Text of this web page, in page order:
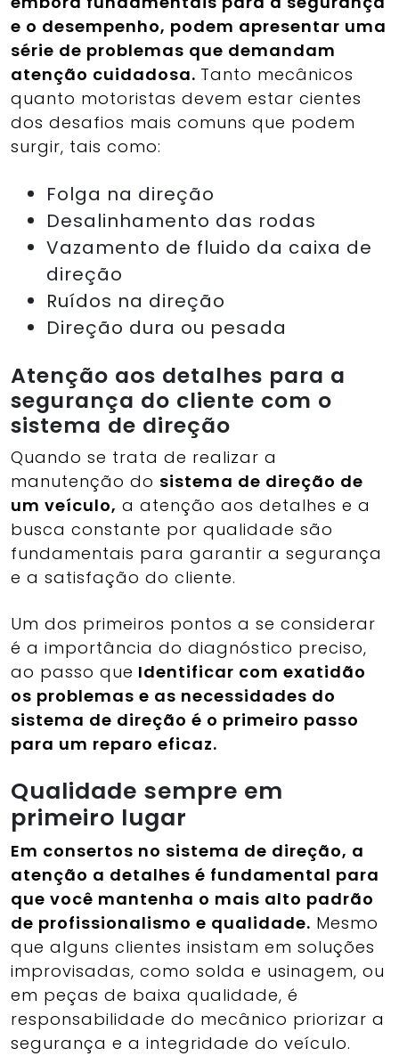
e o desempenho, podem apresentar uma
série de problemas que demandam
atenção cuidadosa. Tanto mecânicos
quanto motoristas devem estar cientes
dos desafios mais comuns que podem
surgir, tais como:
Folga na direção
Desalinhamento das rodas
Vazamento de fluido da caixa de
direção
Ruídos na direção
Direção dura ou pesada
Atenção aos detalhes para a
segurança do cliente com o
sistema de direção
Quando se trata de realizar a
manutenção do sistema de direção de
um veículo, a atenção aos detalhes e a
busca constante por qualidade são
fundamentais para garantir a segurança
e a satisfação do cliente.
Um dos primeiros pontos a se considerar
é a importância do diagnóstico preciso,
ao passo que Identificar com exatidão
os problemas e as necessidades do
sistema de direção é o primeiro passo
para um reparo eficaz.
Qualidade sempre em
primeiro lugar
Em consertos no sistema de direção, a
atenção a detalhes é fundamental para
que você mantenha o mais alto padrão
de profissionalismo e qualidade. Mesmo
que alguns clientes insistam em soluções
improvisadas, como solda e usinagem, ou
em peças de baixa qualidade, é
responsabilidade do mecânico priorizar a
segurança e a integridade do veículo.